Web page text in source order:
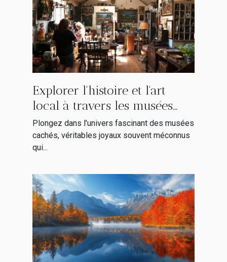
Explorer l'histoire et l'art
local à travers les musées
cachés
Plongez dans l’univers fascinant des musées
cachés, véritables joyaux souvent méconnus
qui...